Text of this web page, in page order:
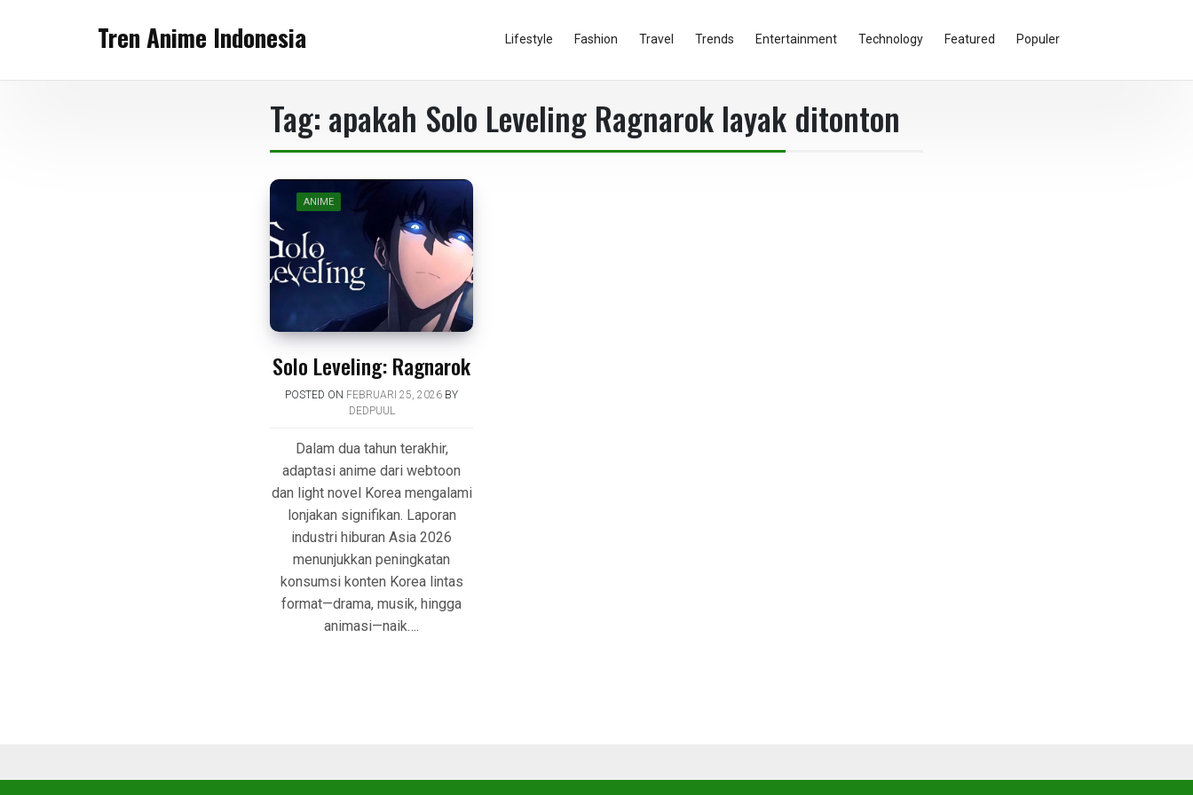
Tren Anime Indonesia Lifestyle Fashion Travel Trends Entertainment Technology Featured Populer
Tag: apakah Solo Leveling Ragnarok layak ditonton
ANIME
Solo Leveling: Ragnarok
POSTED ON FEBRUARI 25, 2026 BY
DEDPUUL
Dalam dua tahun terakhir,
adaptasi anime dari webtoon
dan light novel Korea mengalami
lonjakan signifikan. Laporan
industri hiburan Asia 2026
menunjukkan peningkatan
konsumsi konten Korea lintas
format—drama, musik, hingga
animasi—naik….